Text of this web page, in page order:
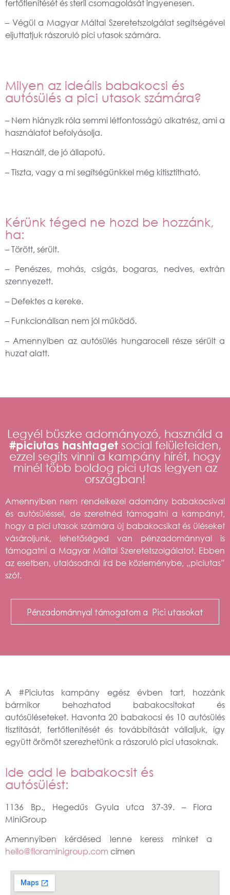
fertőtlenítését és steril csomagolását ingyenesen.
– Végül a Magyar Máltai Szeretetszolgálat segítségével
eljuttatjuk rászoruló pici utasok számára.
Milyen az ideális babakocsi és
autósülés a pici utasok számára?
– Nem hiányzik róla semmi létfontosságú alkatrész, ami a
használatot befolyásolja.
– Használt, de jó állapotú.
– Tiszta, vagy a mi segítségünkkel még kitisztítható.
Kérünk téged ne hozd be hozzánk,
ha:
– Törött, sérült.
– Penészes, mohás, csigás, bogaras, nedves, extrán
szennyezett.
– Defektes a kereke.
– Funkcionálisan nem jól működő.
– Amennyiben az autósülés hungarocell része sérült a
huzat alatt.
Legyél büszke adományozó, használd a
#piciutas hashtagetsocial felületeiden,
ezzel segíts vinni a kampány hírét, hogy
minél több boldog pici utas legyen az
országban!
Amennyiben nem rendelkezel adomány babakocsival
és autósüléssel, de szeretnéd támogatni a kampányt,
hogy a pici utasok számára új babakocsikat és üléseket
vásároljunk, lehetőséged van pénzadománnyal is
támogatni a Magyar Máltai Szeretetszolgálatot. Ebben
az esetben, utalásodnál írd be közleménybe, „piciutas”
szót.
Pénzadománnyal támogatom a Pici utasokat
A #Piciutas kampány egész évben tart, hozzánk
bármikor behozhatod babakocsitokat és
autósüléseteket. Havonta 20 babakocsi és 10 autósülés
tisztítását, fertőtlenítését és továbbítását vállaljuk, így
együtt örömöt szerezhetünk a rászoruló pici utasoknak.
Ide add le babakocsit és
autósülést:
1136 Bp., Hegedűs Gyula utca 37-39. – Flora
MiniGroup
Amennyiben kérdésed lenne keress minket a
hello@floraminigroup.com címen